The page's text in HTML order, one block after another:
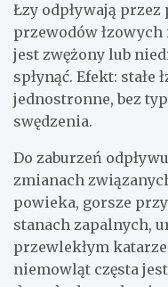
Łzy odpływają
przewodów łzowych
jest zwężony lub
spłynąć. Efekt: stałe
jednostronne, bez
swędzenia.
Do zaburzeń
zmianach
powieka, gorsze
stanach zapalnych,
przewlekłym
niemowląt częsta